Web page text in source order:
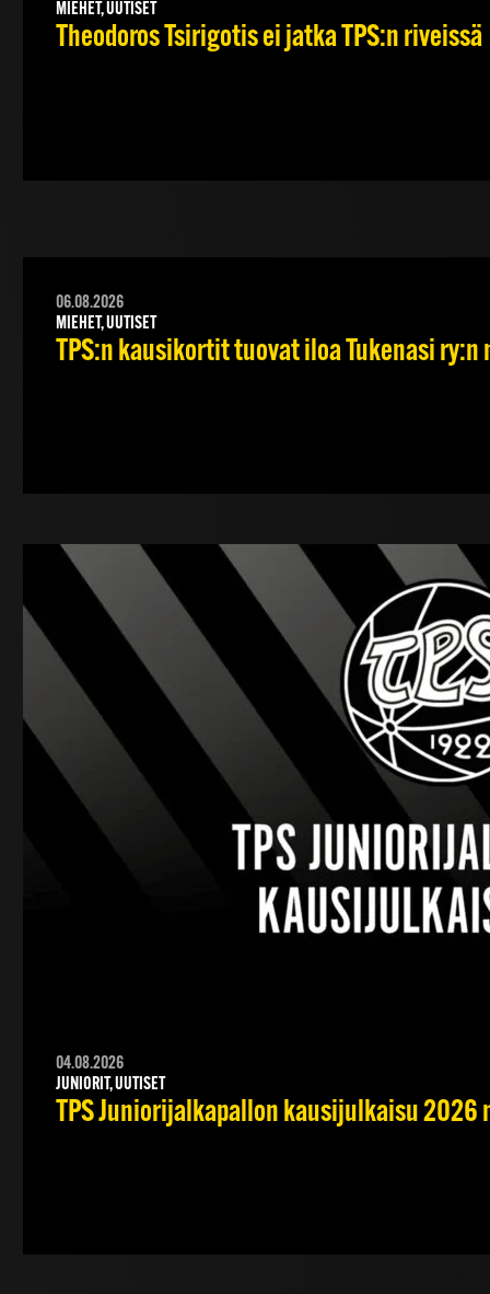
MIEHET, UUTISET
Theodoros Tsirigotis ei jatka TPS:n riveissä
06.08.2026
MIEHET, UUTISET
TPS:n kausikortit tuovat iloa Tukenasi
04.08.2026
JUNIORIT, UUTISET
TPS Juniorijalkapallon kausijulkaisu 2026